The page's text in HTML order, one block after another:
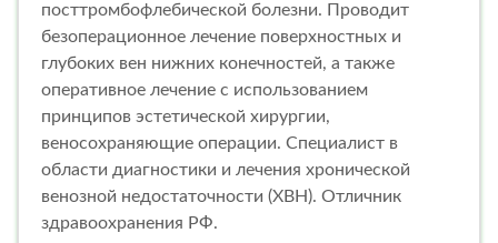
посттромбофлебической болезни. Проводит
безоперационное лечение поверхностных и
глубоких вен нижних конечностей, а также
оперативное лечение с использованием
принципов эстетической хирургии,
веносохраняющие операции. Специалист в
области диагностики и лечения хронической
венозной недостаточности (ХВН). Отличник
здравоохранения РФ.